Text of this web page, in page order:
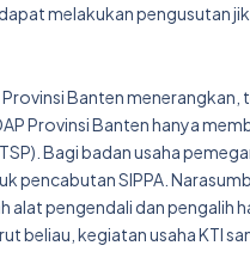
melakukan pengusutan
Banten menerangkan,
Provinsi Banten hanya
Bagi badan usaha
SIPPA.
alat pengendali dan pengalih
beliau, kegiatan usaha KTI